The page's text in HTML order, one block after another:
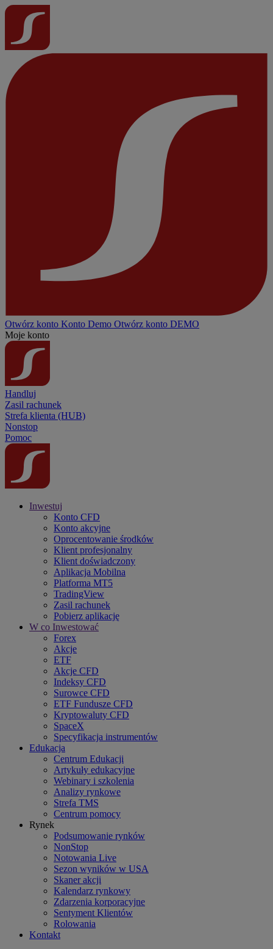
Otwórz konto Konto Demo Otwórz konto DEMO
Moje konto
Handluj
Zasil rachunek
Strefa klienta (HUB)
Nonstop
Pomoc
Inwestuj
Konto CFD
Konto akcyjne
Oprocentowanie środków
Klient profesjonalny
Klient doświadczony
Aplikacja Mobilna
Platforma MT5
TradingView
Zasil rachunek
Pobierz aplikację
W co Inwestować
Forex
Akcje
ETF
Akcje CFD
Indeksy CFD
Surowce CFD
ETF Fundusze CFD
Kryptowaluty CFD
SpaceX
Specyfikacja instrumentów
Edukacja
Centrum Edukacji
Artykuły edukacyjne
Webinary i szkolenia
Analizy rynkowe
Strefa TMS
Centrum pomocy
Rynek
Podsumowanie rynków
NonStop
Notowania Live
Sezon wyników w USA
Skaner akcji
Kalendarz rynkowy
Zdarzenia korporacyjne
Sentyment Klientów
Rolowania
Kontakt